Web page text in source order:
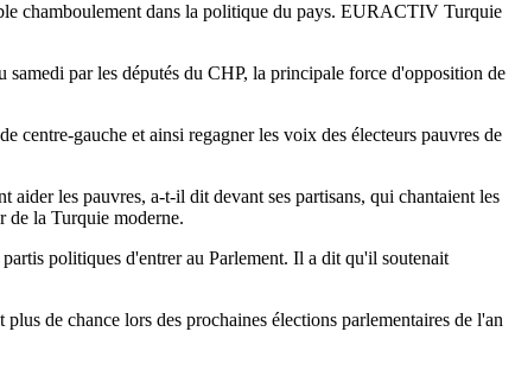
chamboulement dans la politique du pays. EURACTIV Turquie
par les députés du CHP, la principale force d'opposition de
centre-gauche et ainsi regagner les voix des électeurs pauvres de
les pauvres, a-t-il dit devant ses partisans, qui chantaient les
la Turquie moderne.
politiques d'entrer au Parlement. Il a dit qu'il soutenait
de chance lors des prochaines élections parlementaires de l'an